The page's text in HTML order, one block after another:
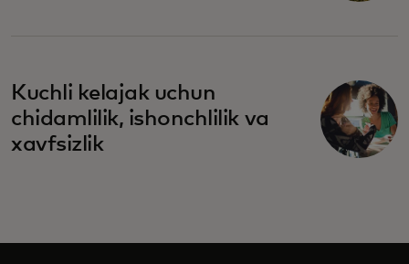
Kuchli kelajak uchun
chidamlilik, ishonchlilik va
xavfsizlik